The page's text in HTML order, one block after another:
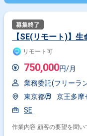
【SE(リモート)】
リモート可
750,000円/月
業務委託(フリーラ
東京都
京王多摩
SE
作業内容 顧客の要望を聞